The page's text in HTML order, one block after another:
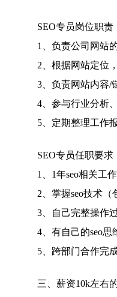
SEO专员岗位职责
1、负责公司网站的
2、根据网站定位，
3、负责网站内容/链
4、参与行业分析、
5、定期整理工作报
SEO专员任职要求
1、1年seo相关工
2、掌握seo技术（
3、自己完整操作过
4、有自己的seo思
5、跨部门合作完成
三、薪资10k左右的